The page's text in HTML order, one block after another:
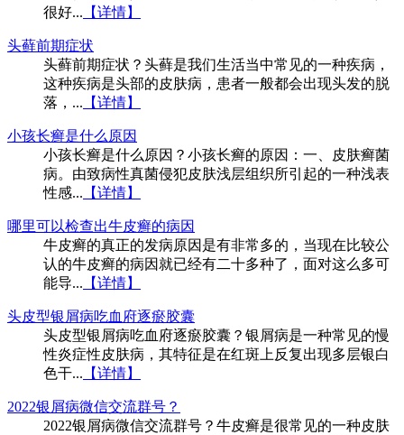
很好... 【详情】
头藓前期症状
头藓前期症状？头藓是我们生活当中常见的一种疾病，
这种疾病是头部的皮肤病，患者一般都会出现头发的脱
落，... 【详情】
小孩长癣是什么原因
小孩长癣是什么原因？小孩长癣的原因：一、皮肤癣菌
病。由致病性真菌侵犯皮肤浅层组织所引起的一种浅表
性感... 【详情】
哪里可以检查出牛皮癣的病因
牛皮癣的真正的发病原因是有非常多的，当现在比较公
认的牛皮癣的病因就已经有二十多种了，面对这么多可
能导... 【详情】
头皮型银屑病吃血府逐瘀胶囊
头皮型银屑病吃血府逐瘀胶囊？银屑病是一种常见的慢
性炎症性皮肤病，其特征是在红斑上反复出现多层银白
色干... 【详情】
2022银屑病微信交流群号？
2022银屑病微信交流群号？牛皮癣是很常见的一种皮肤